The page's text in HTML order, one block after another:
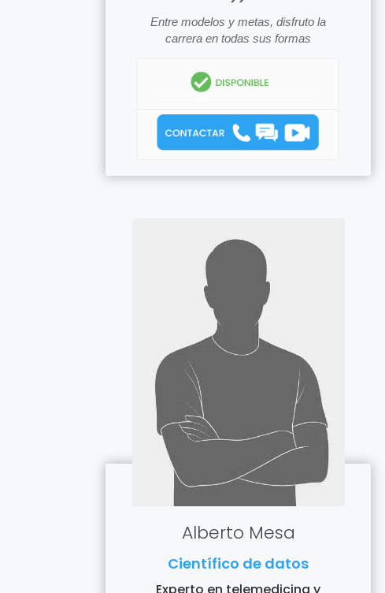
Entre modelos y metas, disfruto la
carrera en todas sus formas
Alberto Mesa
Científico de datos